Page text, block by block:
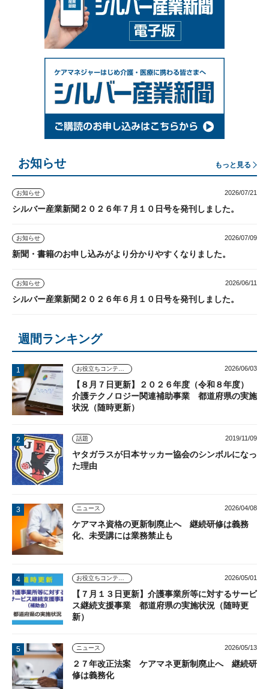
お知らせ もっと見る
お知らせ 2026/07/21
シルバー産業新聞２０２６年７月１０日号を発刊しました。
お知らせ 2026/07/09
新聞・書籍のお申し込みがより分かりやすくなりました。
お知らせ 2026/06/11
シルバー産業新聞２０２６年６月１０日号を発刊しました。
週間ランキング
お役立ちコンテンツ 2026/06/03
【８月７日更新】２０２６年度（令和８年度）
介護テクノロジー関連補助事業 都道府県の実施
状況（随時更新）
話題 2019/11/09
ヤタガラスが日本サッカー協会のシンボルになっ
た理由
ニュース 2026/04/08
ケアマネ資格の更新制廃止へ 継続研修は義務
化、未受講には業務禁止も
お役立ちコンテンツ 2026/05/01
【７月１３日更新】介護事業所等に対するサービ
ス継続支援事業 都道府県の実施状況（随時更
新）
ニュース 2026/05/13
２７年改正法案 ケアマネ更新制廃止へ 継続研
修は義務化